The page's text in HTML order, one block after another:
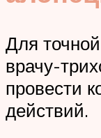
Для
врачу-
провести
действий.